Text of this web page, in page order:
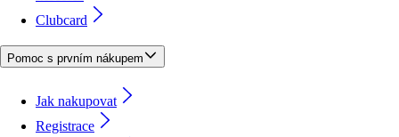
Clubcard
Pomoc s prvním nákupem
Jak nakupovat
Registrace